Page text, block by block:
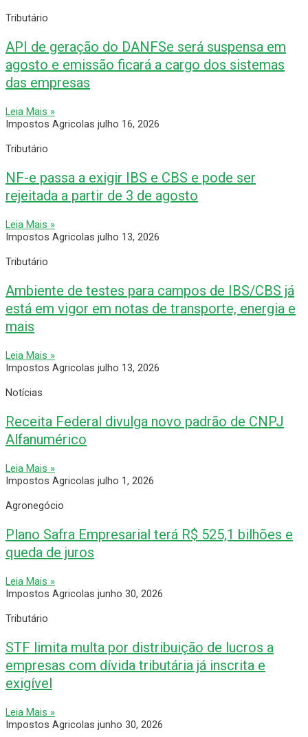
Tributário
API de geração do DANFSe será suspensa em
agosto e emissão ficará a cargo dos sistemas
das empresas
Leia Mais »
Impostos Agricolas julho 16, 2026
Tributário
NF-e passa a exigir IBS e CBS e pode ser
rejeitada a partir de 3 de agosto
Leia Mais »
Impostos Agricolas julho 13, 2026
Tributário
Ambiente de testes para campos de IBS/CBS já
está em vigor em notas de transporte, energia e
mais
Leia Mais »
Impostos Agricolas julho 13, 2026
Notícias
Receita Federal divulga novo padrão de CNPJ
Alfanumérico
Leia Mais »
Impostos Agricolas julho 1, 2026
Agronegócio
Plano Safra Empresarial terá R$ 525,1 bilhões e
queda de juros
Leia Mais »
Impostos Agricolas junho 30, 2026
Tributário
STF limita multa por distribuição de lucros a
empresas com dívida tributária já inscrita e
exigível
Leia Mais »
Impostos Agricolas junho 30, 2026